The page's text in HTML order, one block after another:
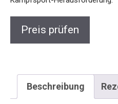
Herausforderung.
Preis prüfen
Beschreibung